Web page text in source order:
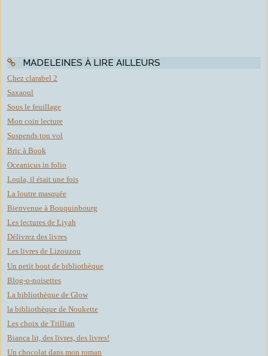
MADELEINES À LIRE AILLEURS
Chez clarabel 2
Saxaoul
Sous le feuillage
Mon coin lecture
Suspends ton vol
Bric à Book
Oceanicus in folio
Loula, il était une fois
La loutre masquée
Bienvenue à Bouquinbourg
Les lectures de Liyah
Délivrez des livres
Les livres de Lizouzou
Un petit bout de bibliothèque
Blog-o-noisettes
La bibliothèque de Glow
la bibliothèque de Noukette
Les choix de Trillian
Bianca lit, des livres, des livres!
Un chocolat dans mon roman